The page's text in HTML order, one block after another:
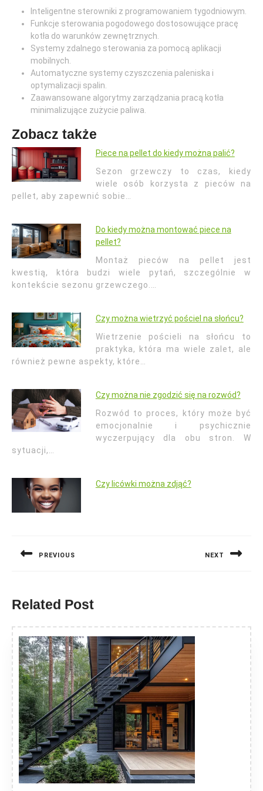
Inteligentne sterowniki z programowaniem tygodniowym.
Funkcje sterowania pogodowego dostosowujące pracę
kotła do warunków zewnętrznych.
Systemy zdalnego sterowania za pomocą aplikacji
mobilnych.
Automatyczne systemy czyszczenia paleniska i
optymalizacji spalin.
Zaawansowane algorytmy zarządzania pracą kotła
minimalizujące zużycie paliwa.
Zobacz także
Piece na pellet do kiedy można palić?
Sezon grzewczy to czas, kiedy
wiele osób korzysta z pieców na
pellet, aby zapewnić sobie…
Do kiedy można montować piece na
pellet?
Montaż pieców na pellet jest
kwestią, która budzi wiele pytań, szczególnie w
kontekście sezonu grzewczego.…
Czy można wietrzyć pościel na słońcu?
Wietrzenie pościeli na słońcu to
praktyka, która ma wiele zalet, ale
również pewne aspekty, które…
Czy można nie zgodzić się na rozwód?
Rozwód to proces, który może być
emocjonalnie i psychicznie
wyczerpujący dla obu stron. W
sytuacji,…
Czy licówki można zdjąć?
PREVIOUS NEXT
Related Post